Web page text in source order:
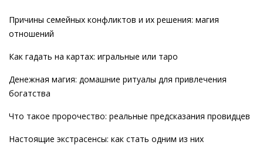
Причины семейных конфликтов и их решения: магия
отношений
Как гадать на картах: игральные или таро
Денежная магия: домашние ритуалы для привлечения
богатства
Что такое пророчество: реальные предсказания провидцев
Настоящие экстрасенсы: как стать одним из них